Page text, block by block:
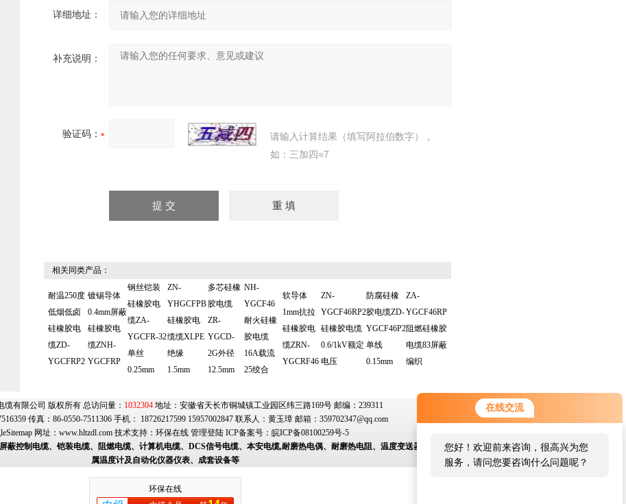
在线交流
您好！欢迎前来咨询，很高兴为您
服务，请问您要咨询什么问题呢？
详细地址：
补充说明：
验证码：
请输入计算结果（填写阿拉伯数字），
如：三加四=7
相关同类产品：
耐温250度
低烟低卤
硅橡胶电
缆ZD-
YGCFRP2
镀锡导体
0.4mm屏蔽
硅橡胶电
缆ZNH-
YGCFRP
钢丝铠装
硅橡胶电
缆ZA-
YGCFR-32
单丝
0.25mm
ZN-
YHGCFPB
硅橡胶电
缆缆XLPE
绝缘
1.5mm
多芯硅橡
胶电缆
ZR-
YGCD-
2G外径
12.5mm
NH-
YGCF46
耐火硅橡
胶电缆
16A载流
25绞合
软导体
1mm抗拉
硅橡胶电
缆ZRN-
YGCRF46
ZN-
YGCF46RP2
硅橡胶电缆
0.6/1kV额定
电压
防腐硅橡
胶电缆ZD-
YGCF46P2
单线
0.15mm
ZA-
YGCF46RP
阻燃硅橡胶
电缆83屏蔽
编织
缆有限公司 版权所有 总访问量： 1032304 地址：安徽省天长市铜城镇工业园区纬三路169号 邮编：239311
传真：86-0550-7511306 手机： 18726217599 15957002847 联系人：黄玉璋 邮箱： 359702347@qq.com
网址： www.hltzdl.com技术支持： 环保在线 管理登陆ICP备案号： 皖ICP备08100259号-5
蔽控制电缆、铠装电缆、阻燃电缆、计算机电缆、DCS信号电缆、本安电缆,耐磨热电偶、耐磨热电阻、温度变送器、变送器模块、双金
属温度计及自动化仪器仪表、成套设备等
环保在线